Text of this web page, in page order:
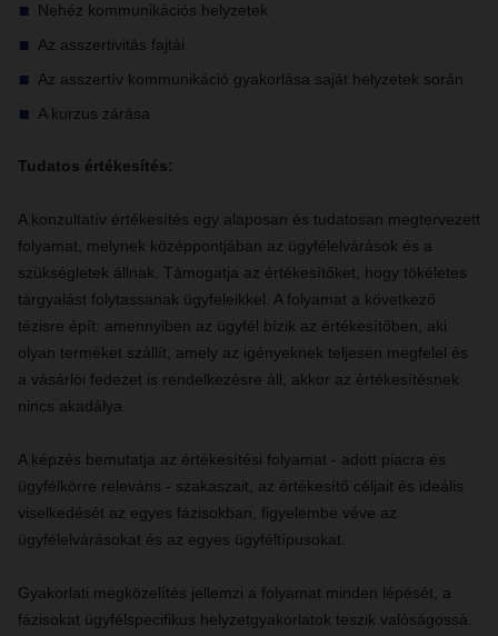
Nehéz kommunikációs helyzetek
Az asszertivitás fajtái
Az asszertív kommunikáció gyakorlása saját helyzetek során
A kurzus zárása
Tudatos értékesítés:
A konzultatív értékesítés egy alaposan és tudatosan megtervezett
folyamat, melynek középpontjában az ügyfélelvárások és a
szükségletek állnak. Támogatja az értékesítőket, hogy tökéletes
tárgyalást folytassanak ügyfeleikkel. A folyamat a következő
tézisre épít: amennyiben az ügyfél bízik az értékesítőben, aki
olyan terméket szállít, amely az igényeknek teljesen megfelel és
a vásárlói fedezet is rendelkezésre áll, akkor az értékesítésnek
nincs akadálya.
A képzés bemutatja az értékesítési folyamat - adott piacra és
ügyfélkörre releváns - szakaszait, az értékesítő céljait és ideális
viselkedését az egyes fázisokban, figyelembe véve az
ügyfélelvárásokat és az egyes ügyféltípusokat.
Gyakorlati megközelítés jellemzi a folyamat minden lépését, a
fázisokat ügyfélspecifikus helyzetgyakorlatok teszik valóságossá.